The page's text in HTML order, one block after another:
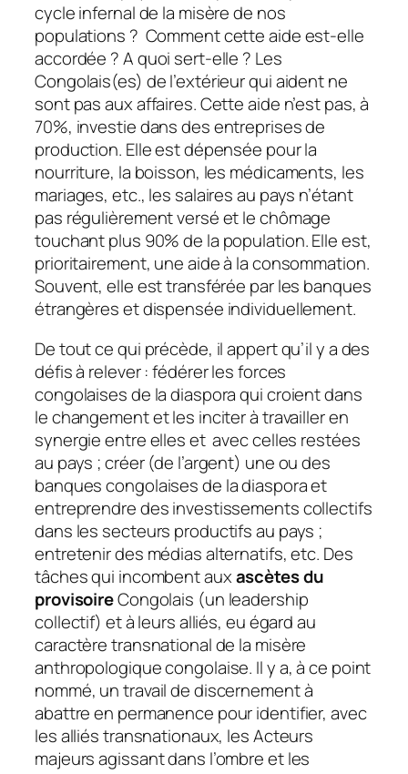
cycle infernal de la misère de nos
populations ? Comment cette aide est-elle
accordée ? A quoi sert-elle ? Les
Congolais(es) de l’extérieur qui aident ne
sont pas aux affaires. Cette aide n’est pas, à
70%, investie dans des entreprises de
production. Elle est dépensée pour la
nourriture, la boisson, les médicaments, les
mariages, etc., les salaires au pays n’étant
pas régulièrement versé et le chômage
touchant plus 90% de la population. Elle est,
prioritairement, une aide à la consommation.
Souvent, elle est transférée par les banques
étrangères et dispensée individuellement.
De tout ce qui précède, il appert qu’il y a des
défis à relever : fédérer les forces
congolaises de la diaspora qui croient dans
le changement et les inciter à travailler en
synergie entre elles et avec celles restées
au pays ; créer (de l’argent) une ou des
banques congolaises de la diaspora et
entreprendre des investissements collectifs
dans les secteurs productifs au pays ;
entretenir des médias alternatifs, etc. Des
tâches qui incombent auxascètes du
provisoireCongolais (un leadership
collectif) et à leurs alliés, eu égard au
caractère transnational de la misère
anthropologique congolaise. Il y a, à ce point
nommé, un travail de discernement à
abattre en permanence pour identifier, avec
les alliés transnationaux, les Acteurs
majeurs agissant dans l’ombre et les